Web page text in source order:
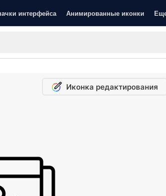
интерфейса Анимированные иконки
Иконка редактирования